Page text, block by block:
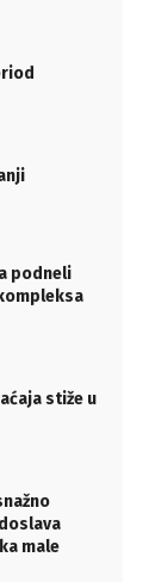
podneli
stiže u
male